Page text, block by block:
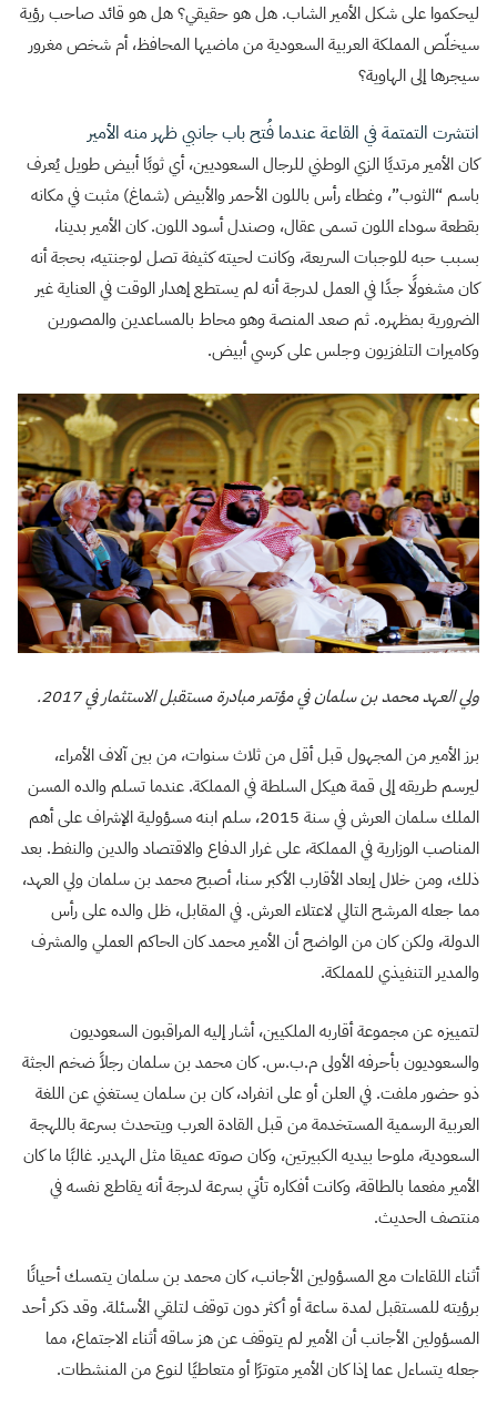
ليحكموا على شكل الأمير الشاب. هل هو حقيقي؟ هل هو قائد صاحب رؤية
سيخلّص المملكة العربية السعودية من ماضيها المحافظ، أم شخص مغرور
سيجرها إلى الهاوية؟
انتشرت التمتمة في القاعة عندما فُتح باب جانبي ظهر منه الأمير
كان الأمير مرتديًا الزي الوطني للرجال السعوديين، أي ثوبًا أبيض طويل يُعرف
باسم “الثوب”، وغطاء رأس باللون الأحمر والأبيض (شماغ) مثبت في مكانه
بقطعة سوداء اللون تسمى عقال، وصندل أسود اللون. كان الأمير بدينا،
بسبب حبه للوجبات السريعة، وكانت لحيته كثيفة تصل لوجنتيه، بحجة أنه
كان مشغولًا جدًا في العمل لدرجة أنه لم يستطع إهدار الوقت في العناية غير
الضرورية بمظهره. ثم صعد المنصة وهو محاط بالمساعدين والمصورين
وكاميرات التلفزيون وجلس على كرسي أبيض.
ولي العهد محمد بن سلمان في مؤتمر مبادرة مستقبل الاستثمار في 2017.
برز الأمير من المجهول قبل أقل من ثلاث سنوات، من بين آلاف الأمراء،
ليرسم طريقه إلى قمة هيكل السلطة في المملكة. عندما تسلم والده المسن
الملك سلمان العرش في سنة 2015، سلم ابنه مسؤولية الإشراف على أهم
المناصب الوزارية في المملكة، على غرار الدفاع والاقتصاد والدين والنفط. بعد
ذلك، ومن خلال إبعاد الأقارب الأكبر سنا، أصبح محمد بن سلمان ولي العهد،
مما جعله المرشح التالي لاعتلاء العرش. في المقابل، ظل والده على رأس
الدولة، ولكن كان من الواضح أن الأمير محمد كان الحاكم العملي والمشرف
والمدير التنفيذي للمملكة.
لتمييزه عن مجموعة أقاربه الملكيين، أشار إليه المراقبون السعوديون
والسعوديون بأحرفه الأولى م.ب.س. كان محمد بن سلمان رجلاً ضخم الجثة
ذو حضور ملفت. في العلن أو على انفراد، كان بن سلمان يستغني عن اللغة
العربية الرسمية المستخدمة من قبل القادة العرب ويتحدث بسرعة باللهجة
السعودية، ملوحا بيديه الكبيرتين، وكان صوته عميقا مثل الهدير. غالبًا ما كان
الأمير مفعما بالطاقة، وكانت أفكاره تأتي بسرعة لدرجة أنه يقاطع نفسه في
منتصف الحديث.
أثناء اللقاءات مع المسؤولين الأجانب، كان محمد بن سلمان يتمسك أحيانًا
برؤيته للمستقبل لمدة ساعة أو أكثر دون توقف لتلقي الأسئلة. وقد ذكر أحد
المسؤولين الأجانب أن الأمير لم يتوقف عن هز ساقه أثناء الاجتماع، مما
جعله يتساءل عما إذا كان الأمير متوترًا أو متعاطيًا لنوع من المنشطات.